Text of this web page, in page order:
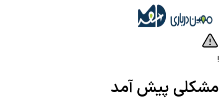
!
مشکلی پیش آمد